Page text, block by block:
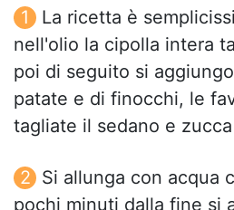
La ricetta è
nell'olio la cipolla intera
poi di seguito si
patate e di finocchi, le
tagliate il sedano e
Si allunga con acqua
pochi minuti dalla fine si